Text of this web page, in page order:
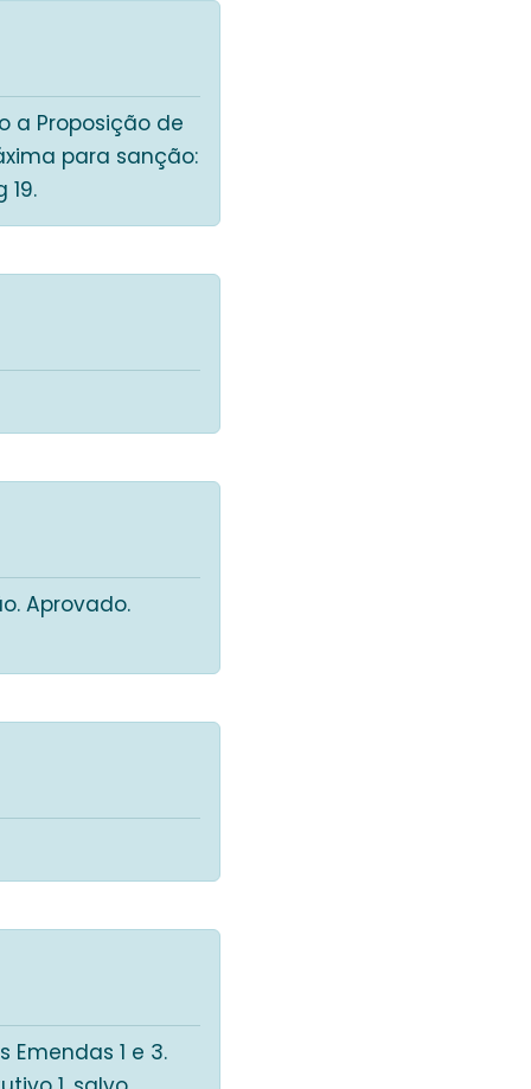
a Proposição de
para sanção:
19.
Aprovado.
1 e 3.